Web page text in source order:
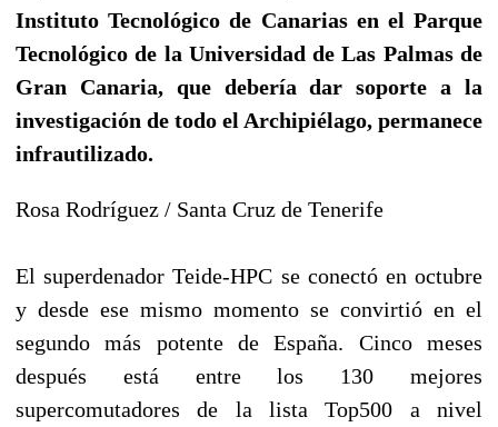
Instituto Tecnológico de Canarias en el Parque
Tecnológico de la Universidad de Las Palmas de
Gran Canaria, que debería dar soporte a la
investigación de todo el Archipiélago, permanece
infrautilizado.
Rosa Rodríguez / Santa Cruz de Tenerife
El superdenador Teide-HPC se conectó en octubre
y desde ese mismo momento se convirtió en el
segundo más potente de España. Cinco meses
después está entre los 130 mejores
supercomutadores de la lista Top500 a nivel